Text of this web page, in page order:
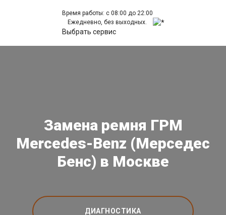
Время работы: с 08:00 до 22:00
Ежедневно, без выходных.
Выбрать сервис
Замена ремня ГРМ
Mercedes-Benz (Мерседес
Бенс) в Москве
ДИАГНОСТИКА